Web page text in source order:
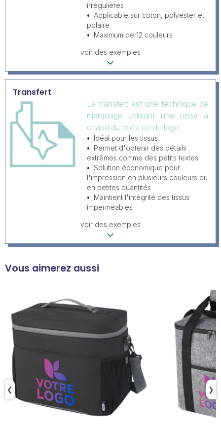
irrégulières
Applicable sur coton, polyester et
polaire
Maximum de 12 couleurs
voir des exemples
Transfert
Le transfert est une technique de
marquage utilisant une pose à
chaud du texte ou du logo
Idéal pour les tissus
Permet d'obtenir des détails
extrêmes comme des petits textes
Solution économique pour
l'impression en plusieurs couleurs ou
en petites quantités
Maintient l'intégrité des tissus
imperméables
voir des exemples
Vous aimerez aussi
❯
❮